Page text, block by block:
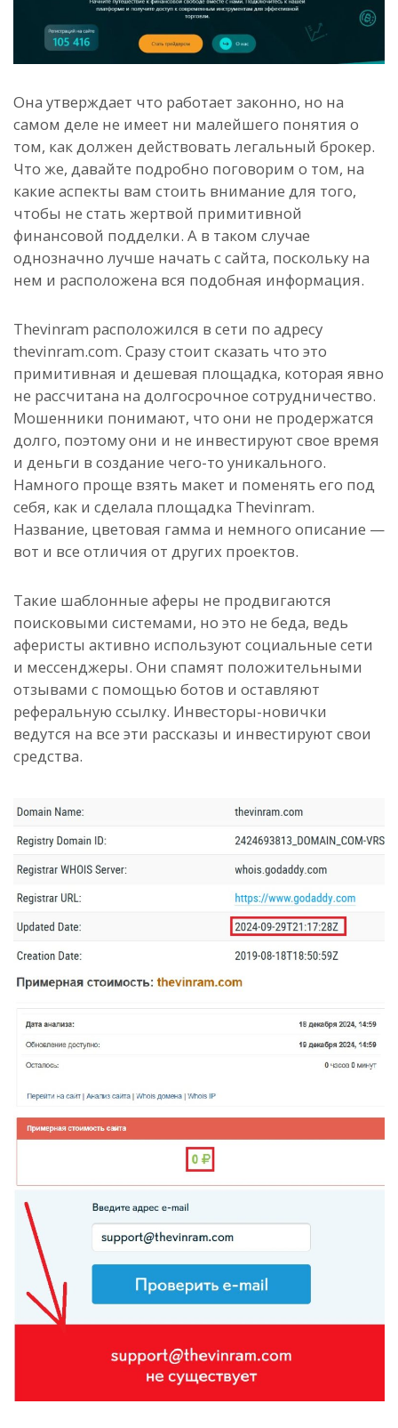
Она утверждает что работает законно, но на
самом деле не имеет ни малейшего понятия о
том, как должен действовать легальный брокер.
Что же, давайте подробно поговорим о том, на
какие аспекты вам стоить внимание для того,
чтобы не стать жертвой примитивной
финансовой подделки. А в таком случае
однозначно лучше начать с сайта, поскольку на
нем и расположена вся подобная информация.
Thevinram расположился в сети по адресу
thevinram.com. Сразу стоит сказать что это
примитивная и дешевая площадка, которая явно
не рассчитана на долгосрочное сотрудничество.
Мошенники понимают, что они не продержатся
долго, поэтому они и не инвестируют свое время
и деньги в создание чего-то уникального.
Намного проще взять макет и поменять его под
себя, как и сделала площадка Thevinram.
Название, цветовая гамма и немного описание —
вот и все отличия от других проектов.
Такие шаблонные аферы не продвигаются
поисковыми системами, но это не беда, ведь
аферисты активно используют социальные сети
и мессенджеры. Они спамят положительными
отзывами с помощью ботов и оставляют
реферальную ссылку. Инвесторы-новички
ведутся на все эти рассказы и инвестируют свои
средства.